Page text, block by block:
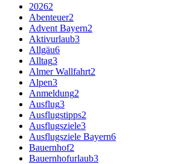
20262
Abenteuer2
Advent Bayern2
Aktivurlaub3
Allgäu6
Alltag3
Almer Wallfahrt2
Alpen3
Anmeldung2
Ausflug3
Ausflugstipps2
Ausflugsziele3
Ausflugsziele Bayern6
Bauernhof2
Bauernhofurlaub3